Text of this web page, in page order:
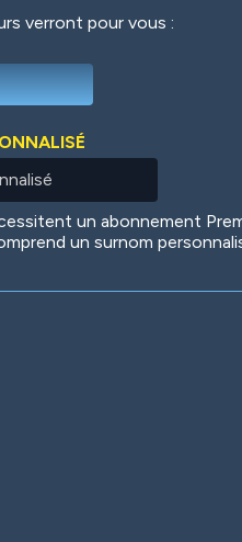
Circuits
verront pour vous :
un abonnement
un surnom